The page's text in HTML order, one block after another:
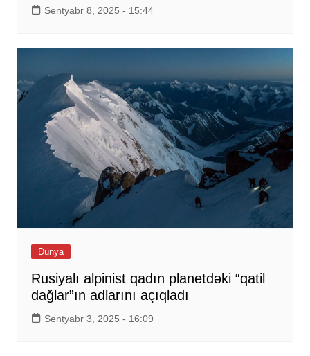
Sentyabr 8, 2025 - 15:44
Dünya
Rusiyalı alpinist qadın planetdəki “qatil
dağlar”ın adlarını açıqladı
Sentyabr 3, 2025 - 16:09